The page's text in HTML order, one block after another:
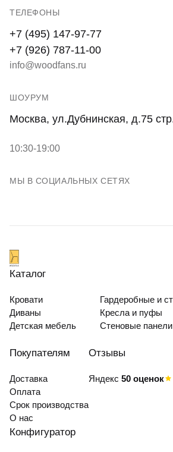
ТЕЛЕФОНЫ
+7 (495) 147-97-77
+7 (926) 787-11-00
info@woodfans.ru
ШОУРУМ
Москва, ул.Дубнинская, д.75
10:30-19:00
МЫ В СОЦИАЛЬНЫХ СЕТЯХ
Каталог
Кровати
Диваны
Детская мебель
Гардеробные и
Кресла и пуфы
Стеновые панели
Покупателям
Доставка
Оплата
Срок производства
О нас
Отзывы
Яндекс 50 оценок
Конфигуратор